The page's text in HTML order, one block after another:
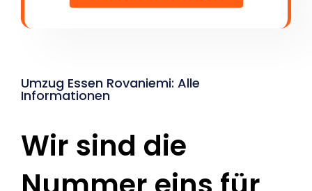
Umzug Essen Rovaniemi: Alle
Informationen
Wir sind die